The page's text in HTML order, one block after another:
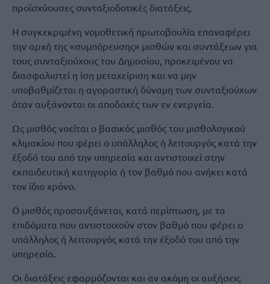
προϊσχύουσες συνταξιοδοτικές διατάξεις.
Η συγκεκριμένη νομοθετική πρωτοβουλία επαναφέρει
την αρχή της «συμπόρευσης» μισθών και συντάξεων για
τους συνταξιούχους του Δημοσίου, προκειμένου να
διασφαλιστεί η ίση μεταχείριση και να μην
υποβαθμίζεται η αγοραστική δύναμη των συνταξιούχων
όταν αυξάνονται οι αποδοχές των εν ενεργεία.
Ως μισθός νοείται ο βασικός μισθός του μισθολογικού
κλιμακίου που φέρει ο υπάλληλος ή λειτουργός κατά την
έξοδό του από την υπηρεσία και αντιστοιχεί στην
εκπαιδευτική κατηγορία ή τον βαθμό που ανήκει κατά
τον ίδιο χρόνο.
Ο μισθός προσαυξάνεται, κατά περίπτωση, με τα
επιδόματα που αντιστοιχούν στον βαθμό που φέρει ο
υπάλληλος ή λειτουργός κατά την έξοδό του από την
υπηρεσία.
Οι διατάξεις εφαρμόζονται και αν ακόμη οι αυξήσεις